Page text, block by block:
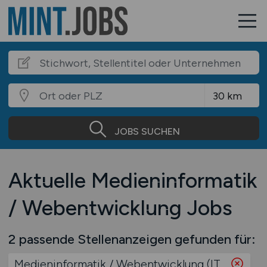
JOBS SUCHEN
Aktuelle Medieninformatik
/ Webentwicklung Jobs
2 passende Stellenanzeigen gefunden für:
Medieninformatik / Webentwicklung (IT